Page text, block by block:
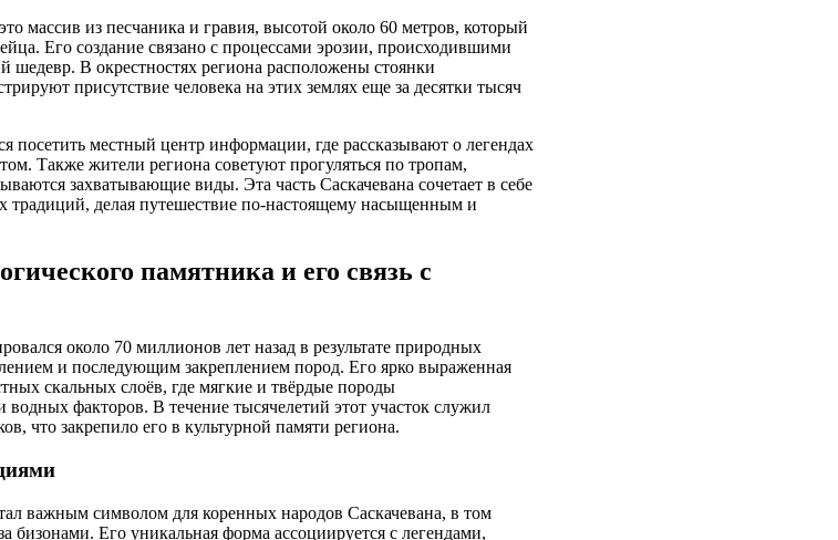
массив из песчаника и гравия, высотой около 60 метров, который
Его создание связано с процессами эрозии, происходившими
шедевр. В окрестностях региона расположены стоянки
присутствие человека на этих землях еще за десятки тысяч
посетить местный центр информации, где рассказывают о легендах
Также жители региона советуют прогуляться по тропам,
захватывающие виды. Эта часть Саскачевана сочетает в себе
традиций, делая путешествие по-настоящему насыщенным и
памятника и его связь с
около 70 миллионов лет назад в результате природных
и последующим закреплением пород. Его ярко выраженная
скальных слоёв, где мягкие и твёрдые породы
факторов. В течение тысячелетий этот участок служил
что закрепило его в культурной памяти региона.
важным символом для коренных народов Саскачевана, в том
бизонами. Его уникальная форма ассоциируется с легендами,